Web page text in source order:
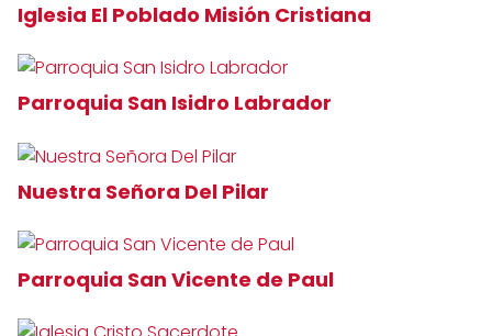
Iglesia El Poblado Misión Cristiana
Parroquia San Isidro Labrador
Nuestra Señora Del Pilar
Parroquia San Vicente de Paul